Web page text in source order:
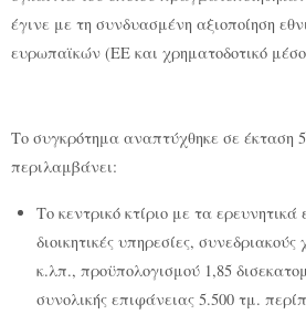
έγινε με τη συνδυασμένη αξιοποίηση
ευρωπαϊκών (ΕΕ και χρηματοδοτικό
Το συγκρότημα αναπτύχθηκε σε έκταση
περιλαμβάνει:
Το κεντρικό κτίριο με τα ερευνητικά
διοικητικές υπηρεσίες,
κ.λπ., προϋπολογισμού 1,85
συνολικής επιφάνειας 5.500 τμ.